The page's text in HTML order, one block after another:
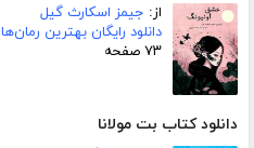
از: جیمز اسکارث گیل
دانلود رایگان بهترین رمان‌ها
۷۳ صفحه
دانلود کتاب بت مولانا